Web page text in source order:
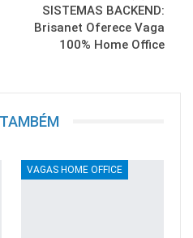
SISTEMAS BACKEND:
Brisanet Oferece Vaga
100% Home Office
VAGAS HOME OFFICE